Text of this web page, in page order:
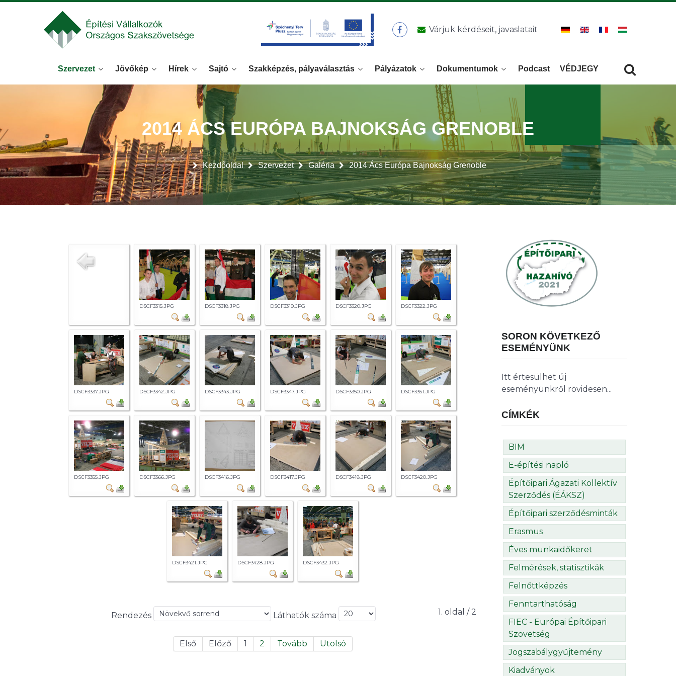
Várjuk kérdéseit, javaslatait
Szervezet Jövőkép Hírek Sajtó Szakképzés, pályaválasztás Pályázatok Dokumentumok Podcast VÉDJEGY
Keresés
Kezdőoldal Szervezet Galéria 2014 Ács Európa Bajnokság Grenoble
2014 ÁCS EURÓPA BAJNOKSÁG GRENOBLE
DSCF3315.JPG DSCF3318.JPG DSCF3319.JPG DSCF3320.JPG DSCF3322.JPG
DSCF3337.JPG DSCF3342.JPG DSCF3343.JPG DSCF3347.JPG DSCF3350.JPG DSCF3351.JPG
DSCF3355.JPG DSCF3366.JPG DSCF3416.JPG DSCF3417.JPG DSCF3418.JPG DSCF3420.JPG
DSCF3421.JPG DSCF3428.JPG DSCF3432.JPG
Rendezés Láthatók száma 1. oldal / 2
Első Előző 1 2 Tovább Utolsó
SORON KÖVETKEZŐ
ESEMÉNYÜNK
Itt értesülhet új
eseményünkről rövidesen...
CÍMKÉK
BIM
E-építési napló
Építőipari Ágazati Kollektív
Szerződés (ÉÁKSZ)
Építőipari szerződésminták
Erasmus
Éves munkaidőkeret
Felmérések, statisztikák
Felnőttképzés
Fenntarthatóság
FIEC - Európai Építőipari
Szövetség
Jogszabálygyűjtemény
Kiadványok